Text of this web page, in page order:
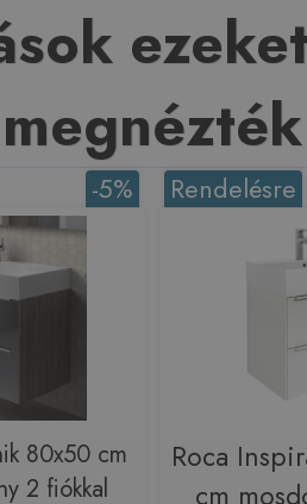
megnézték
-5%
80x50 cm
2 fiókkal
Rendelésre
Roca